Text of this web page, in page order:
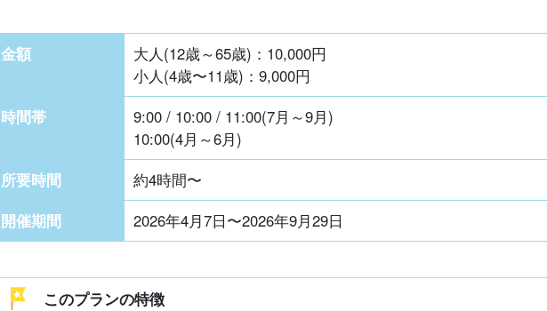
金額 大人(12歳～65歳)： 10,000円
小人(4歳〜11歳)： 9,000円
時間帯
9:00 / 10:00 / 11:00(7月～9月)
10:00(4月～6月)
所要時間
約4時間〜
開催期間
2026年4月7日〜2026年9月29日
このプランの特徴